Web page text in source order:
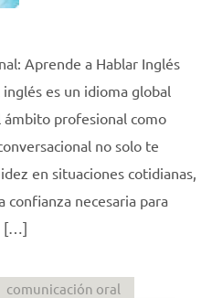
Aprende a Hablar Inglés
es un idioma global
profesional como
no solo te
en situaciones cotidianas,
necesaria para
[…]
comunicación oral